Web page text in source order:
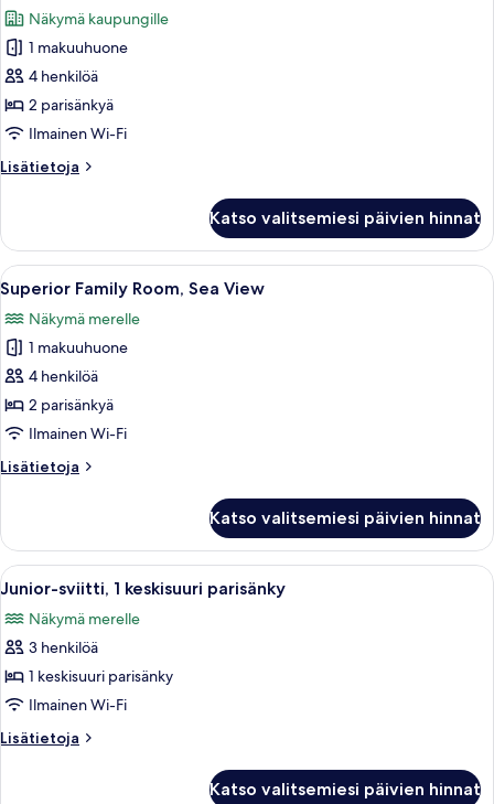
huonetyypin
Superior-
huone
(Family)
kuvat
Näkymä kaupungille
1 makuuhuone
4 henkilöä
2 parisänkyä
Ilmainen Wi-Fi
Lisätietoja
Lisätietoja
(Family)
Katso valitsemiesi päivien hinnat
Avaa
kaikki
huonetyypin
Superior
Family
Room,
Sea
kuvat
Hotellihuone, jossa on kaksi
5
Superior Family Room, Sea View
Näkymä merelle
1 makuuhuone
4 henkilöä
2 parisänkyä
Ilmainen Wi-Fi
Lisätietoja
Lisätietoja
Room,
Sea
View
Katso valitsemiesi päivien hinnat
Avaa
kaikki
huonetyypin
Junior-
sviitti,
1
keskisuuri
parisänky
Hotellihuone, jossa on sänky,
5
Junior-sviitti, 1 keskisuuri parisänky
Näkymä merelle
3 henkilöä
1 keskisuuri parisänky
Ilmainen Wi-Fi
Lisätietoja
Lisätietoja
Katso valitsemiesi päivien hinnat